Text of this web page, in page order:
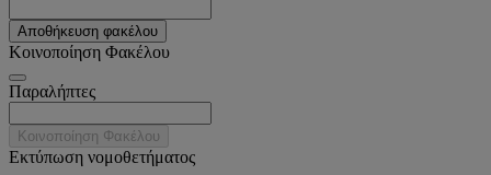
Αποθήκευση φακέλου
Κοινοποίηση Φακέλου
Παραλήπτες
Κοινοποίηση Φακέλου
Εκτύπωση νομοθετήματος